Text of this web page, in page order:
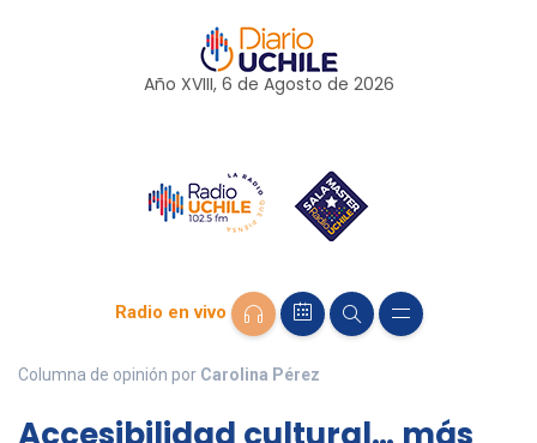
Año XVIII, 6 de Agosto de 2026
Radio en vivo
Columna de opinión por Carolina Pérez
Accesibilidad cultural… más